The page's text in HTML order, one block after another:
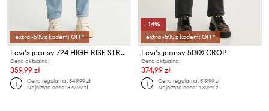
extra -5% z kodem: OFF*
Levi's jeansy 724 HIGH RISE STRAIGHT
Cena aktualna:
359,99 zł
Cena regularna:549,99 zł
Najniższa cena:379,99 zł
-14%
extra -5% z kodem: OFF*
Levi's jeansy 501® CROP
Cena aktualna:
374,99 zł
Cena regularna:519,99 zł
Najniższa cena:439,99 zł